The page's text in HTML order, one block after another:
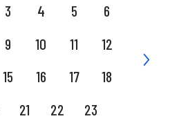
3 4 5
6
9 10 11
12
15 16 17
18
21 22 23